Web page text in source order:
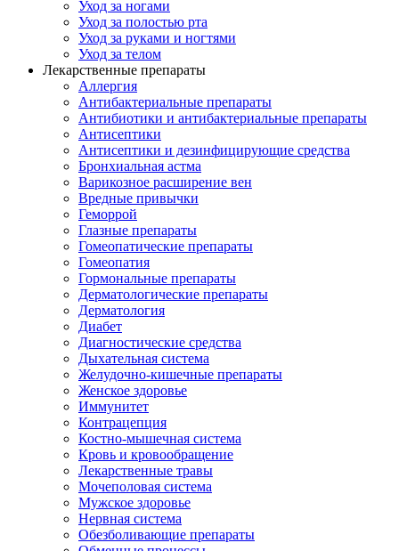
Уход за ногами
Уход за полостью рта
Уход за руками и ногтями
Уход за телом
Лекарственные препараты
Аллергия
Антибактериальные препараты
Антибиотики и антибактериальные препараты
Антисептики
Антисептики и дезинфицирующие средства
Бронхиальная астма
Варикозное расширение вен
Вредные привычки
Геморрой
Глазные препараты
Гомеопатические препараты
Гомеопатия
Гормональные препараты
Дерматологические препараты
Дерматология
Диабет
Диагностические средства
Дыхательная система
Желудочно-кишечные препараты
Женское здоровье
Иммунитет
Контрацепция
Костно-мышечная система
Кровь и кровообращение
Лекарственные травы
Мочеполовая система
Мужское здоровье
Нервная система
Обезболивающие препараты